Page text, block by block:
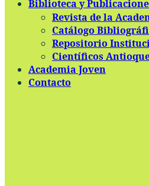
Biblioteca y
Revista de la
Catálogo
Repositorio
Científicos
Academia Joven
Contacto